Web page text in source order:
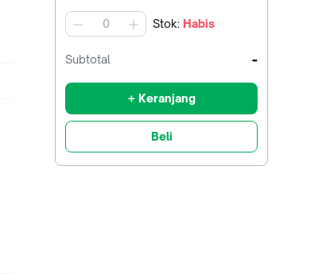
jumlah Stok: Habis
Subtotal -
+ Keranjang
Beli